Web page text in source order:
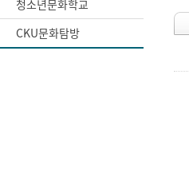
청소년문화학교
CKU문화탐방